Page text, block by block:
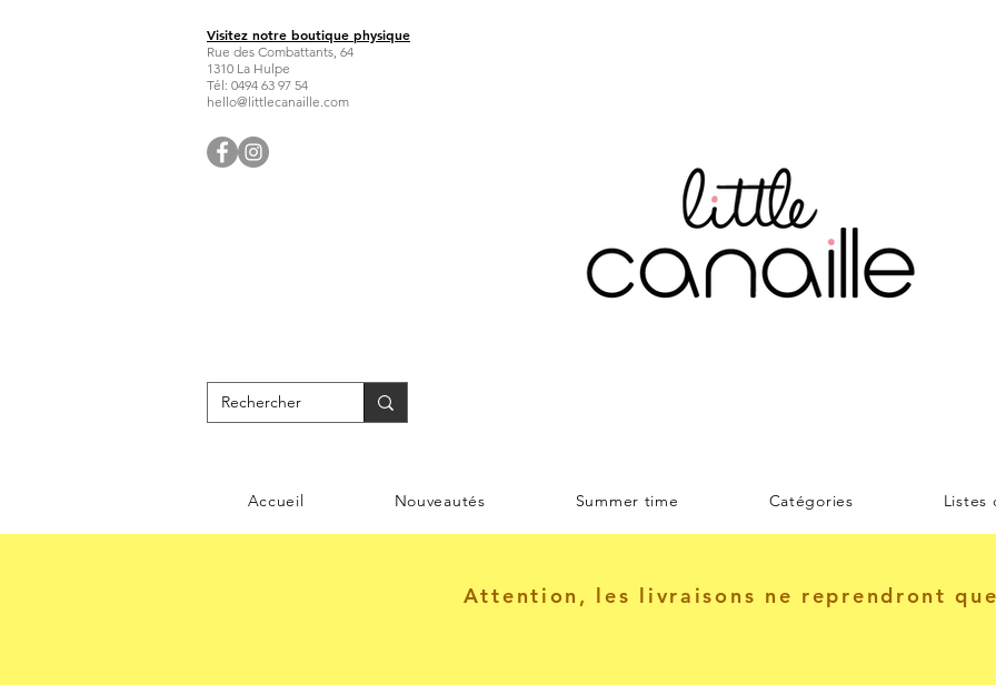
Visitez notre boutique physique
Rue des Combattants, 64
1310 La Hulpe
Tél: 0494 63 97 54
hello@littlecanaille.com
Accueil Nouveautés Summer time Catégories Listes
Attention, les livraisons ne reprendront